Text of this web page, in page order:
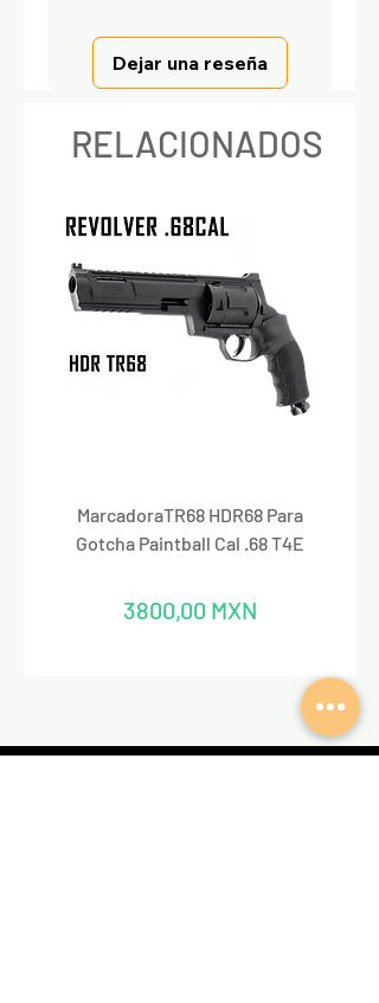
Dejar una reseña
RELACIONADOS
MarcadoraTR68 HDR68 Para
Gotcha Paintball Cal .68 T4E
Precio
3800,00 MXN